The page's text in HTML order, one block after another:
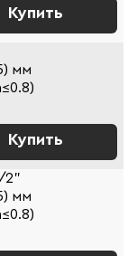
Купить
мм
Купить
2"
мм